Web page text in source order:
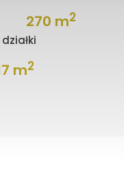
270 m2
działki
m2